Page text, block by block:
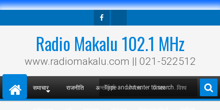
Radio Makalu 102.1 MHz
www.radiomakalu.com || 021-522512
समाचार राजनीति अन्तर्वार्ता अपराध विचार विश्व